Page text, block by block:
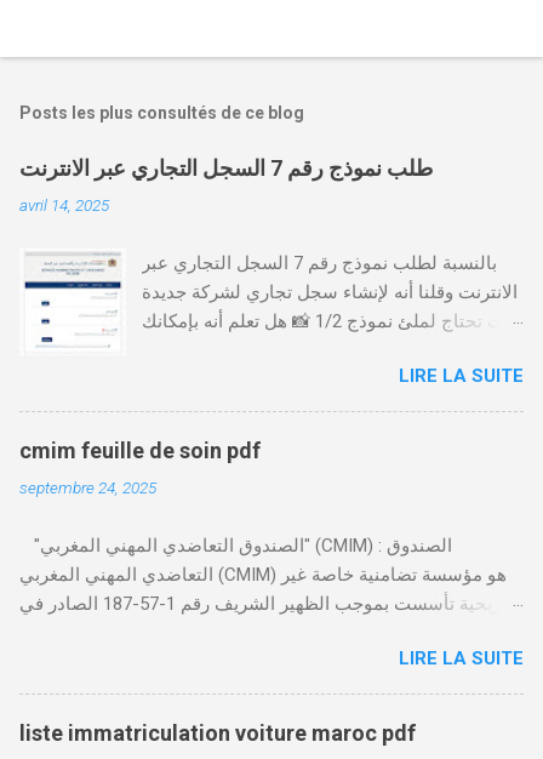
Posts les plus consultés de ce blog
طلب نموذج رقم 7 السجل التجاري عبر الانترنت
avril 14, 2025
بالنسبة لطلب نموذج رقم 7 السجل التجاري عبر
الانترنت وقلنا أنه لإنشاء سجل تجاري لشركة جديدة
أنت تحتاج لملئ نموذج 1/2 📸 هل تعلم أنه بإمكانك
من خلال الموقع التابع لوزارة العدل، بدون الحاجة
للتنقل للمحكمة التجارية
https://servicesenligne.justice.gov.ma كيفية
طلب النموذجين 7 و 9 من الإنترنت في المغرب .
الخطوات: الدخول إلى موقع المحاكم-
المعلومات الشخصية إضافة معلومات الطالب .
دفع واجب الأداء 20 درهم عن طريق البطاقة
البنكية. تأكيد العملية . استلام النموذج في مدة
LIRE LA SUITE
cmim feuille de soin pdf
septembre 24, 2025
"الصندوق التعاضدي المهني المغربي" (CMIM) : الصندوق
التعاضدي المهني المغربي (CMIM) هو مؤسسة تضامنية خاصة غير
ربحية تأسست بموجب الظهير الشريف رقم 1-57-187 الصادر في
المهنية لفائدة الأجراء والعاملين في مختلف المقاولات المغربية. تدير
CMIM شبكة واسعة من المنخرطين وتعمل على تقديم تغطية صحية
شاملة تجمع بين التضامن وجودة الخدمة. Télécharger cmim feuille
LIRE LA SUITE
liste immatriculation voiture maroc pdf